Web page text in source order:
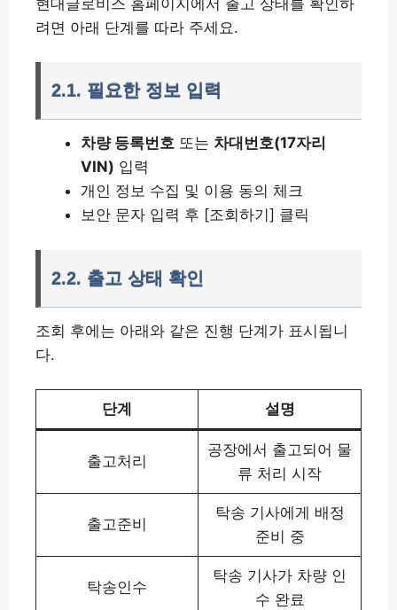
현대글로비스 홈페이지에서 출고 상태를 확인하
려면 아래 단계를 따라 주세요.
2.1. 필요한 정보 입력
차량 등록번호 또는 차대번호(17자리
VIN) 입력
개인 정보 수집 및 이용 동의 체크
보안 문자 입력 후 [조회하기] 클릭
2.2. 출고 상태 확인
조회 후에는 아래와 같은 진행 단계가 표시됩니
다.
단계 설명
출고처리
공장에서 출고되어 물
류 처리 시작
출고준비
탁송 기사에게 배정
준비 중
탁송인수
탁송 기사가 차량 인
수 완료